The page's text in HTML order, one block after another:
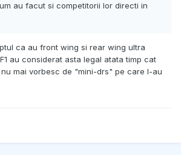
au facut si competitorii lor directi in
ca au front wing si rear wing ultra
au considerat asta legal atata timp cat
mai vorbesc de "mini-drs" pe care l-au